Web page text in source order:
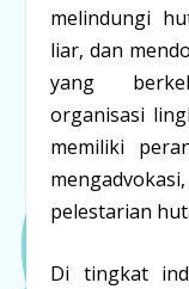
melindungi
liar, dan
yang
organisasi
memiliki
pelestarian
Di tingkat